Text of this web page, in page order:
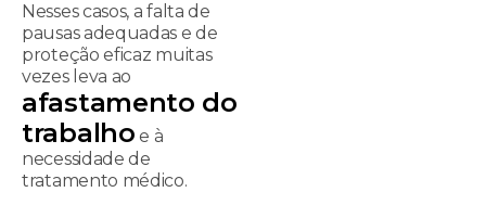
Nesses casos, a falta de
pausas adequadas e de
proteção eficaz muitas
vezes leva ao
afastamento do
trabalho e à
necessidade de
tratamento médico.